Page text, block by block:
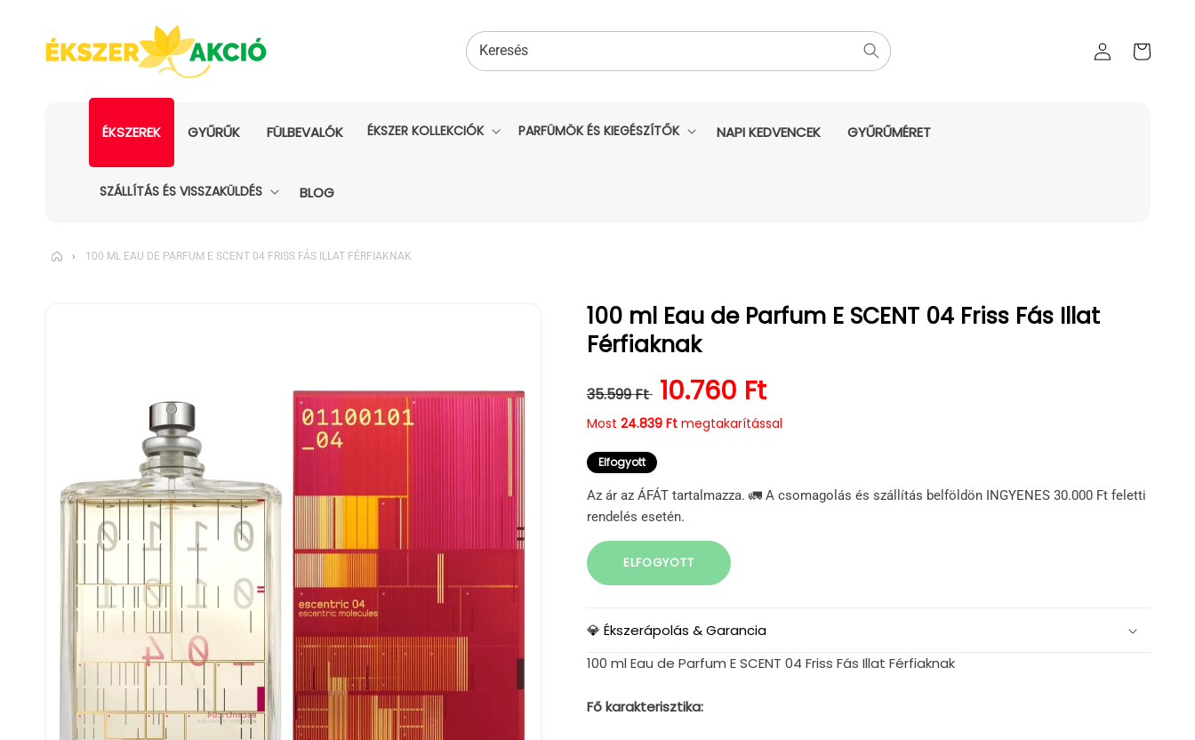
Bejelentkezés
kosara
Keresés
ÉKSZEREK GYŰRŰK FÜLBEVALÓK ÉKSZER KOLLEKCIÓK PARFÜMÖK ÉS KIEGÉSZÍTŐK NAPI KEDVENCEK GYŰRŰMÉRET
SZÁLLÍTÁS ÉS VISSZAKÜLDÉS BLOG
› 100 ML EAU DE PARFUM E SCENT 04 FRISS FÁS ILLAT FÉRFIAKNAK
100 ml Eau de Parfum E SCENT 04 Friss Fás Illat
Férfiaknak
Normál ár
35.599 FtKedvezményes ár
10.760 Ft
Most 24.839 Ftmegtakarítással
Elfogyott
Az ár az ÁFÁT tartalmazza. 🚛 A csomagolás és szállítás belföldön INGYENES 30.000 Ft feletti
rendelés esetén.
ELFOGYOTT
💎 Ékszerápolás & Garancia
100 ml Eau de Parfum E SCENT 04 Friss Fás Illat Férfiaknak
Fő karakterisztika: